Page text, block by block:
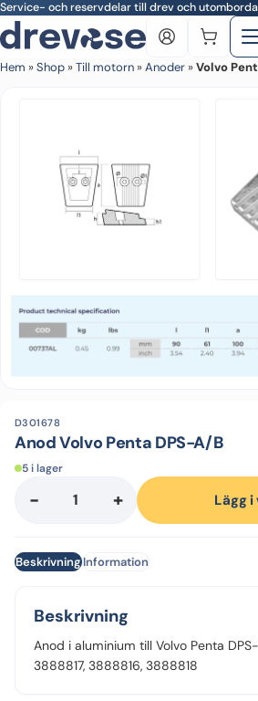
Skip to main content
Service- och reservdelar till drev och
Hem »Shop »Till motorn »Anoder »Volvo
D301678
Anod Volvo Penta DPS-A/B
5 i lager
-
Anod
DPS-
mängd
+ Lägg
BeskrivningInformation
Beskrivning
Anod i aluminium till Volvo Penta
3888817, 3888816, 3888818